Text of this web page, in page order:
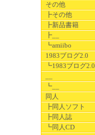
その他
┣その他
┣新品書籍
┣__
┗amiibo
1983ブログ2.0
┗1983ブログ2.0
┗__
同人
┣同人ソフト
┣同人誌
┗同人CD